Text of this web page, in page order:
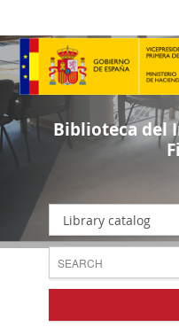
Biblioteca del
Library catalog